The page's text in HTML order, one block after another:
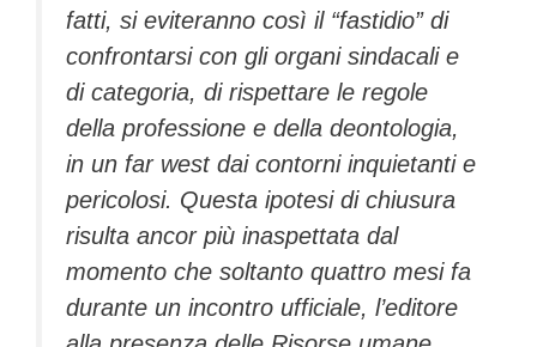
fatti, si eviteranno così il “fastidio” di
confrontarsi con gli organi sindacali e
di categoria, di rispettare le regole
della professione e della deontologia,
in un far west dai contorni inquietanti e
pericolosi. Questa ipotesi di chiusura
risulta ancor più inaspettata dal
momento che soltanto quattro mesi fa
durante un incontro ufficiale, l’editore